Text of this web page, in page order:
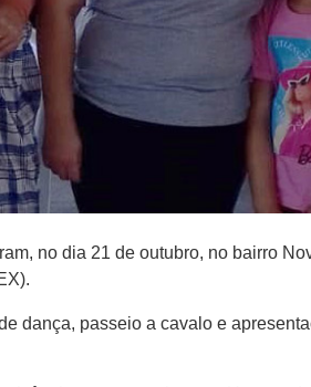
no dia 21 de outubro, no bairro
dança, passeio a cavalo e